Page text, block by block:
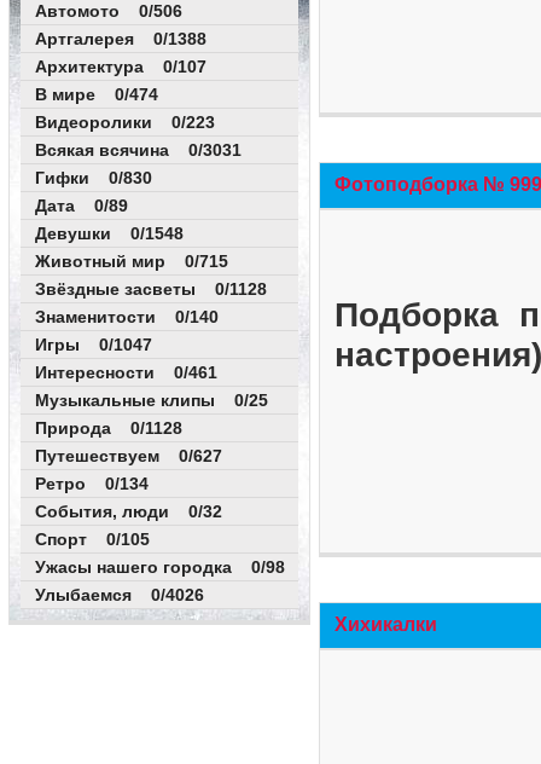
Автомото 0/506
Артгалерея 0/1388
Архитектура 0/107
В мире 0/474
Видеоролики 0/223
Всякая всячина 0/3031
Гифки 0/830
Дата 0/89
Девушки 0/1548
Животный мир 0/715
Звёздные засветы 0/1128
Знаменитости 0/140
Игры 0/1047
Интересности 0/461
Музыкальные клипы 0/25
Природа 0/1128
Путешествуем 0/627
Ретро 0/134
События, люди 0/32
Спорт 0/105
Ужасы нашего городка 0/98
Улыбаемся 0/4026
Фотоподборка №
Подборка
Хихикалки